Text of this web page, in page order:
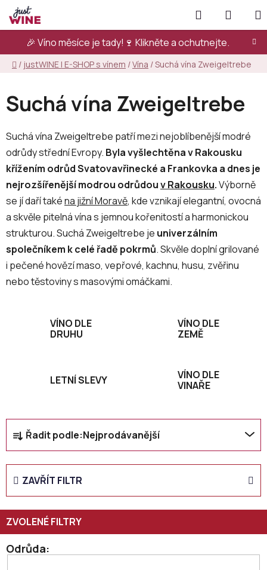
Přejít
na
obsah
🎉 Víno měsíce je tady!🍷 Klikněte a ochutnejte.
Hledat
KOŠÍK
Domů
/ justWINE | E-SHOP s vínem /Vína /Suchá vína Zweigeltrebe
Suchá vína Zweigeltrebe
Suchá vína Zweigeltrebe patří mezi nejoblíbenější modré
odrůdy střední Evropy. Byla vyšlechtěna v Rakousku
křížením odrůd Svatovavřinecké a Frankovka a dnes je
nejrozšířenější modrou odrůdouv Rakousku.Výborně
se jí daří takéna jižní Moravě, kde vznikají elegantní, ovocná
a skvěle pitelná vína s jemnou kořenitostí a harmonickou
strukturou. Suchá Zweigeltrebe je univerzálním
společníkem k celé řadě pokrmů. Skvěle doplní grilované
i pečené hovězí maso, vepřové, kachnu, husu, zvěřinu
nebo těstoviny s masovými omáčkami.
VÍNO DLE
DRUHU
VÍNO DLE
ZEMĚ
LETNÍ SLEVY
VÍNO DLE
VINAŘE
Ř
a
z
n
í
p
r
o
Řadit podle:Nejprodávanější
ZAVŘÍT FILTR
Odrůda